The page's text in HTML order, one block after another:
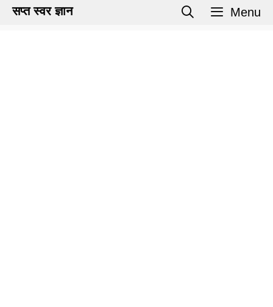
Skipसप्त स्वर ज्ञान Menu